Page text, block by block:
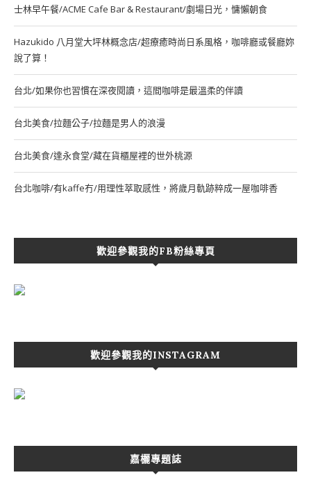
士林早午餐/ACME Cafe Bar & Restaurant/劇場日光，慵懶朝食
Hazukido 八月堂大坪林概念店/超療癒時尚日系風格，咖啡廳或餐廳妳
說了算！
台北/如果你也習慣在深夜閱讀，這間咖啡是最溫柔的伴讀
台北美食/拉麵公子/拉麵是男人的浪漫
台北美食/達永食堂/藏在貨櫃屋裡的世外桃源
台北咖啡/有kaffe冇/用理性萃取感性，將歲月軌跡粹成一屋咖啡香
歡迎參觀我的FB粉絲專頁
歡迎參觀我的INSTAGRAM
嘉欐專題誌